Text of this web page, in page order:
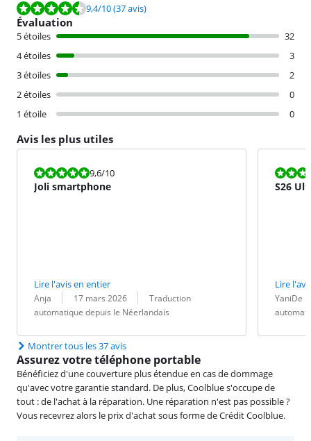
La note est de 9,4 sur 10, basée sur 37 avis.
9,4/10(37 avis)
Évaluation
5 étoiles
32
4 étoiles
3
3 étoiles
2
2 étoiles
0
1 étoile
0
Avis les plus utiles
La note est 9,6 sur 10.
9,6/10
Joli smartphone
Lire l'avis en entier
Évaluation par :
Anja
Date : 17 mars 2026
Traduction :
Traduction
automatique depuis le Néerlandais
La note est
S26
Lire
Évaluation
YaniDe
Date :
Traduction :
Montrer tous les 37 avis
Assurez votre téléphone portable
Bénéficiez d'une couverture plus étendue en cas de dommage
qu'avec votre garantie standard. De plus, Coolblue s'occupe de
tout : de l'achat à la réparation. Une réparation n'est pas possible ?
Vous recevrez alors le prix d'achat sous forme de Crédit Coolblue.